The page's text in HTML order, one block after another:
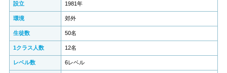
設立 1981年
環境 郊外
生徒数 50名
1クラス人数 12名
レベル数 6レベル